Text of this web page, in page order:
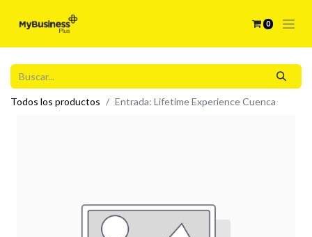
0
Todos los productos Entrada: Lifetime Experience Cuenca